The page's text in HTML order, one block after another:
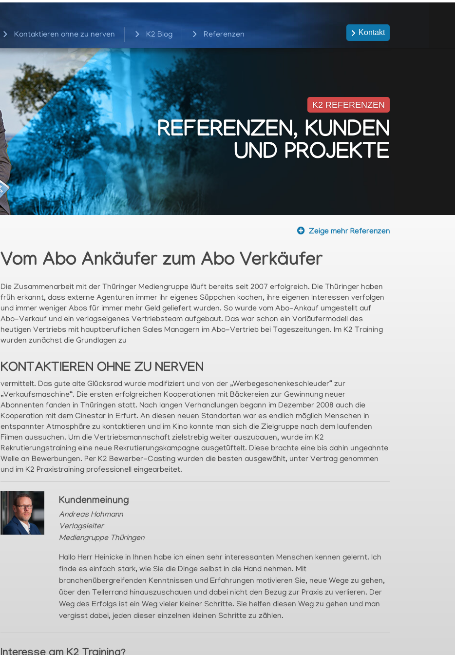
Kontaktieren ohne zu nerven K2 Blog Referenzen Kontakt
K2 REFERENZEN
REFERENZEN, KUNDEN
UND PROJEKTE
Zeige mehr Referenzen
Vom Abo Ankäufer zum Abo Verkäufer
Die Zusammenarbeit mit der Thüringer Mediengruppe läuft bereits seit 2007 erfolgreich. Die Thüringer haben
früh erkannt, dass externe Agenturen immer ihr eigenes Süppchen kochen, ihre eigenen Interessen verfolgen
und immer weniger Abos für immer mehr Geld geliefert wurden. So wurde vom Abo-Ankauf umgestellt auf
Abo-Verkauf und ein verlagseigenes Vertriebsteam aufgebaut. Das war schon ein Vorläufermodell des
heutigen Vertriebs mit hauptberuflichen Sales Managern im Abo-Vertrieb bei Tageszeitungen. Im K2 Training
wurden zunächst die Grundlagen zu
KONTAKTIEREN OHNE ZU NERVEN
vermittelt. Das gute alte Glücksrad wurde modifiziert und von der „Werbegeschenkeschleuder“ zur
„Verkaufsmaschine“. Die ersten erfolgreichen Kooperationen mit Bäckereien zur Gewinnung neuer
Abonnenten fanden in Thüringen statt. Nach langen Verhandlungen begann im Dezember 2008 auch die
Kooperation mit dem Cinestar in Erfurt. An diesen neuen Standorten war es endlich möglich Menschen in
entspannter Atmosphäre zu kontaktieren und im Kino konnte man sich die Zielgruppe nach dem laufenden
Filmen aussuchen. Um die Vertriebsmannschaft zielstrebig weiter auszubauen, wurde im K2
Rekrutierungstraining eine neue Rekrutierungskampagne ausgetüftelt. Diese brachte eine bis dahin ungeahnte
Welle an Bewerbungen. Per K2 Bewerber-Casting wurden die besten ausgewählt, unter Vertrag genommen
und im K2 Praxistraining professionell eingearbeitet.
Kundenmeinung
Andreas Hohmann
Verlagsleiter
Mediengruppe Thüringen
Hallo Herr Heinicke in Ihnen habe ich einen sehr interessanten Menschen kennen gelernt. Ich
finde es einfach stark, wie Sie die Dinge selbst in die Hand nehmen. Mit
branchenübergreifenden Kenntnissen und Erfahrungen motivieren Sie, neue Wege zu gehen,
über den Tellerrand hinauszuschauen und dabei nicht den Bezug zur Praxis zu verlieren. Der
Weg des Erfolgs ist ein Weg vieler kleiner Schritte. Sie helfen diesen Weg zu gehen und man
vergisst dabei, jeden dieser einzelnen kleinen Schritte zu zählen.